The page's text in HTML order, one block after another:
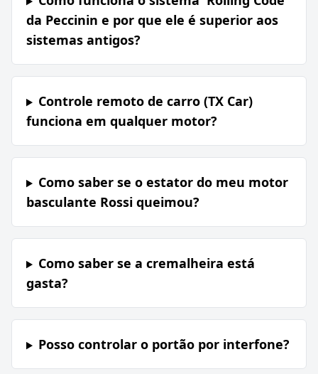
da Peccinin e por que ele é superior aos
sistemas antigos?
Controle remoto de carro (TX Car)
funciona em qualquer motor?
Como saber se o estator do meu motor
basculante Rossi queimou?
Como saber se a cremalheira está
gasta?
Posso controlar o portão por interfone?